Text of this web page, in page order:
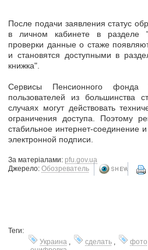
После подачи заявления статус
в личном кабинете в разделе
проверки данные о стаже
и становятся доступными в
книжка".
Сервисы Пенсионного фонда
пользователей из большинства
случаях могут действовать
ограничения доступа. Поэтому
стабильное интернет-соединение
электронной подписи.
За матеріалами: pfu.gov.ua
Джерело: Обозреватель
Теги:
Украина , сделать , фото